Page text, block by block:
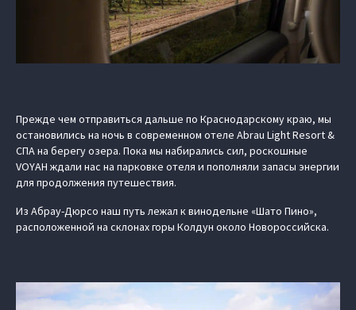
Прежде чем отправиться дальше по Краснодарскому краю, мы
остановились на ночь в современном отеле Abrau Light Resort &
СПА на берегу озера. Пока мы набирались сил, роскошные
VOYAH ждали нас на парковке отеля и пополняли запасы энергии
для продолжения путешествия.
Из Абрау-Дюрсо наш путь лежал к винодельне «Шато Пино»,
расположенной на склонах горы Колдун около Новороссийска.